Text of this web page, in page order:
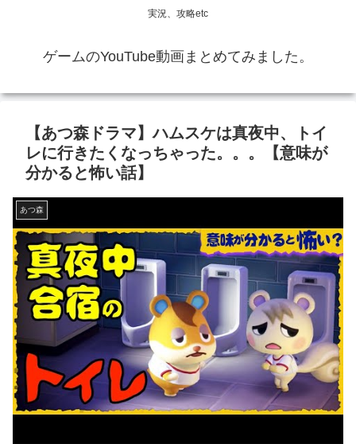
実況、攻略etc
ゲームのYouTube動画まとめてみました。
【あつ森ドラマ】ハムスケは真夜中、トイ
レに行きたくなっちゃった。。。【意味が
分かると怖い話】
あつ森